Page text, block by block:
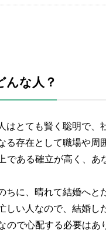
んな人？
はとても賢く聡明で、
る存在として職場や周
である確立が高く、
ちに、晴れて結婚へと
しい人なので、結婚し
ので心配する必要は